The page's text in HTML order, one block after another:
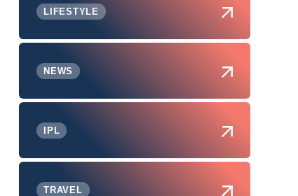
LIFESTYLE
NEWS
IPL
TRAVEL